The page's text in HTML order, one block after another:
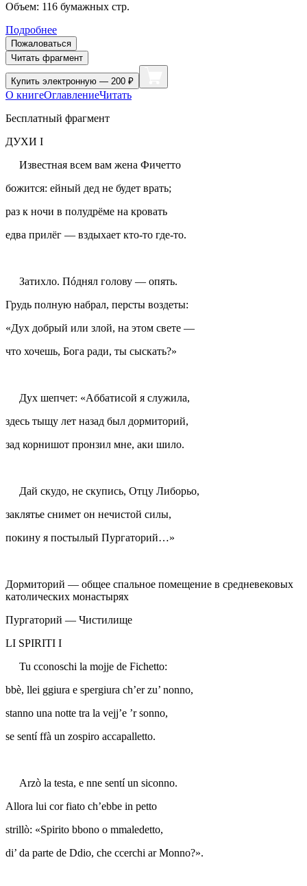
Объем: 116 бумажных стр.
Подробнее
Пожаловаться
Читать фрагмент
Купить электронную — 200 ₽
О книгеОглавлениеЧитать
Бесплатный фрагмент
ДУХИ I
Известная всем вам жена Фичетто
божится: ейный дед не будет врать;
раз к ночи в полудрёме на кровать
едва прилёг — вздыхает кто-то где-то.
Затихло. Пóднял голову — опять.
Грудь полную набрал, персты воздеты:
«Дух добрый или злой, на этом свете —
что хочешь, Бога ради, ты сыскать?»
Дух шепчет: «Aббатисой я служила,
здесь тыщу лет назад был дормиторий,
зад корнишот пронзил мне, аки шило.
Дай скудо, не скупись, Отцу Либорьо,
заклятье снимет он нечистой силы,
покину я постылый Пургаторий…»
Дормиторий — общее спальное помещение в средневековых
католических монастырях
Пургаторий — Чистилище
LI SPIRITI I
Tu cconoschi la mojje de Fichetto:
bbè, llei ggiura e spergiura ch’er zu’ nonno,
stanno una notte tra la vejj’e ’r sonno,
se sentí ffà un zospiro accapalletto.
Arzò la testa, e nne sentí un siconno.
Allora lui cor fiato ch’ebbe in petto
strillò: «Spirito bbono o mmaledetto,
di’ da parte de Ddio, che ccerchi ar Monno?».